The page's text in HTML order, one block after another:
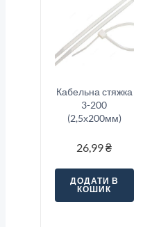
Кабельна стяжка
3-200
(2,5х200мм)
26,99₴
ДОДАТИ В
КОШИК